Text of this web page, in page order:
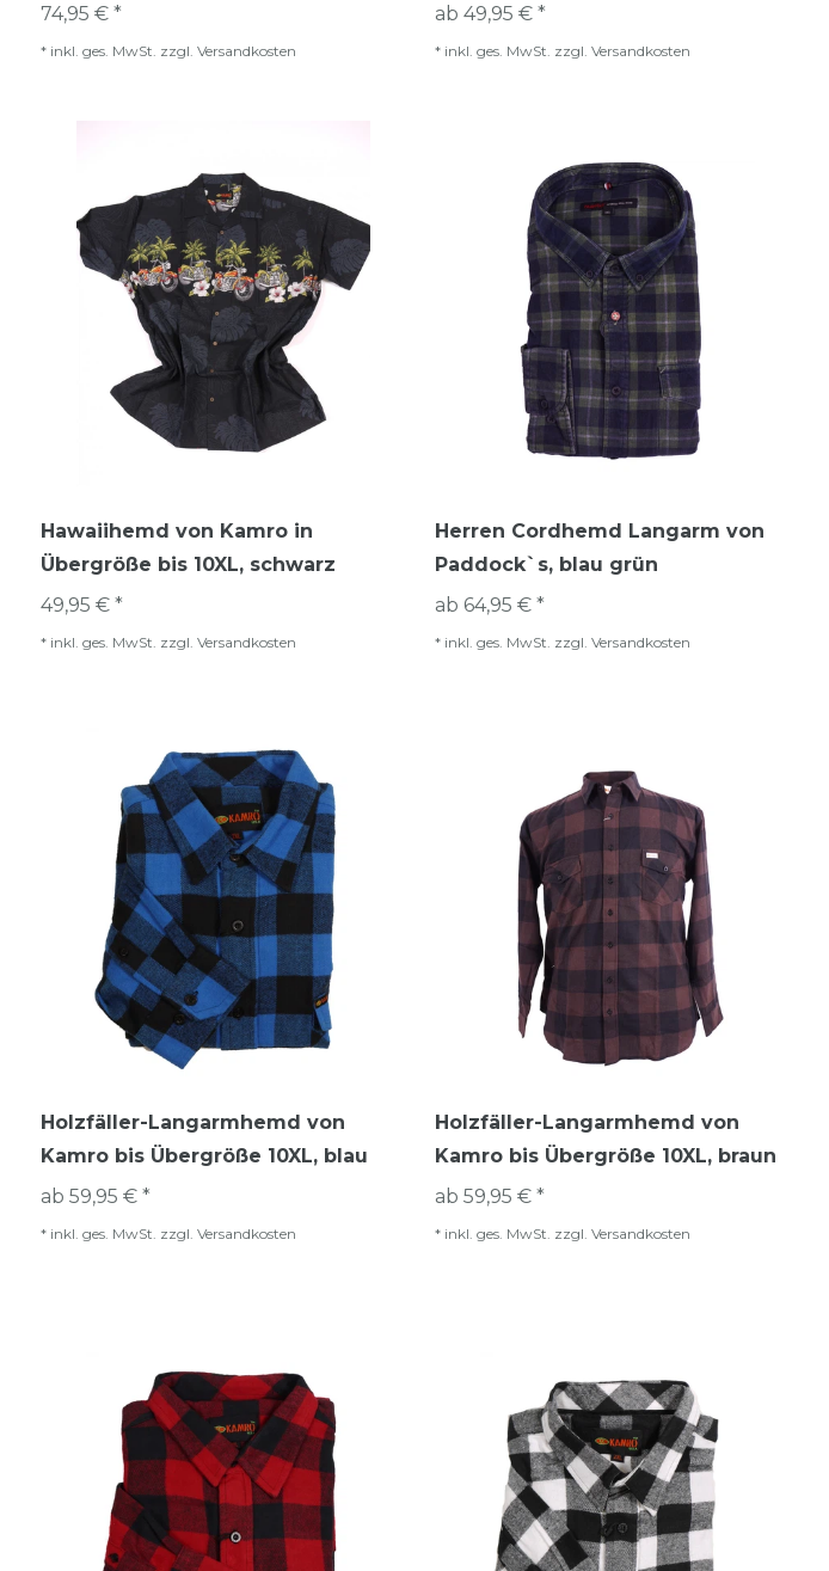
74,95 € *
* inkl. ges. MwSt. zzgl. Versandkosten
ab 49,95 € *
* inkl. ges. MwSt. zzgl. Versandkosten
Hawaiihemd von Kamro in
Übergröße bis 10XL, schwarz
49,95 € *
* inkl. ges. MwSt. zzgl. Versandkosten
Herren Cordhemd Langarm von
Paddock`s, blau grün
ab 64,95 € *
* inkl. ges. MwSt. zzgl. Versandkosten
Holzfäller-Langarmhemd von
Kamro bis Übergröße 10XL, blau
ab 59,95 € *
* inkl. ges. MwSt. zzgl. Versandkosten
Holzfäller-Langarmhemd von
Kamro bis Übergröße 10XL, braun
ab 59,95 € *
* inkl. ges. MwSt. zzgl. Versandkosten